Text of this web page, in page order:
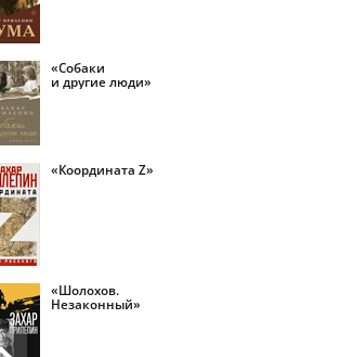
«Собаки
и другие люди»
«Координата Z»
«Шолохов.
Незаконный»